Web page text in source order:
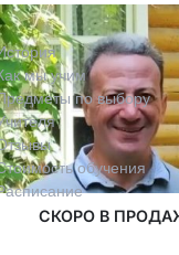
СКОРО В
мы учим
по выбору
обучения